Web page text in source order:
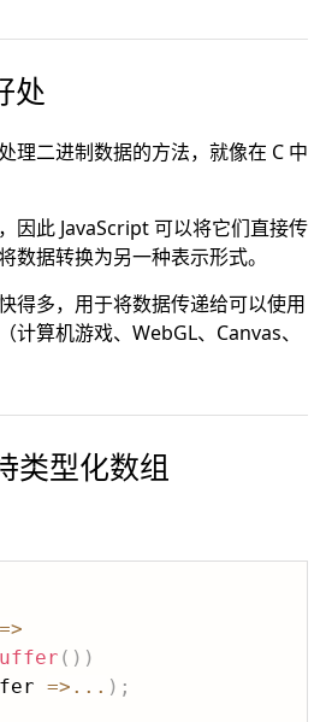
处
理二进制数据的方法，就像在 C 中
因此 JavaScript 可以将它们直接传
数据转换为另一种表示形式。
得多，用于将数据传递给可以使用
计算机游戏、WebGL、Canvas、
类型化数组
=>
( ) )
=> ... ) ;